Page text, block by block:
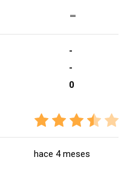
-
-
-
0
hace 4 meses